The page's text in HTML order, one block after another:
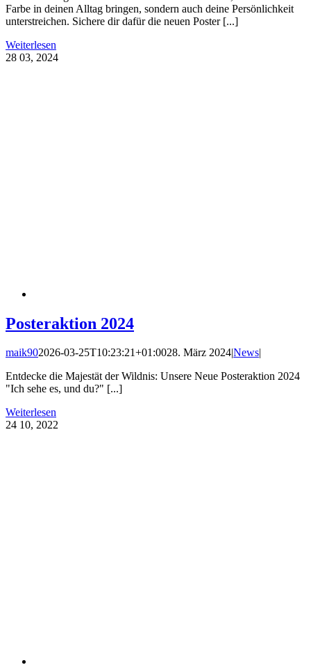
Farbe in deinen Alltag bringen, sondern auch deine Persönlichkeit
unterstreichen. Sichere dir dafür die neuen Poster [...]
Weiterlesen
28 03, 2024
Posteraktion 2024
maik902026-03-25T10:23:21+01:0028. März 2024|News|
Entdecke die Majestät der Wildnis: Unsere Neue Posteraktion 2024
"Ich sehe es, und du?" [...]
Weiterlesen
24 10, 2022